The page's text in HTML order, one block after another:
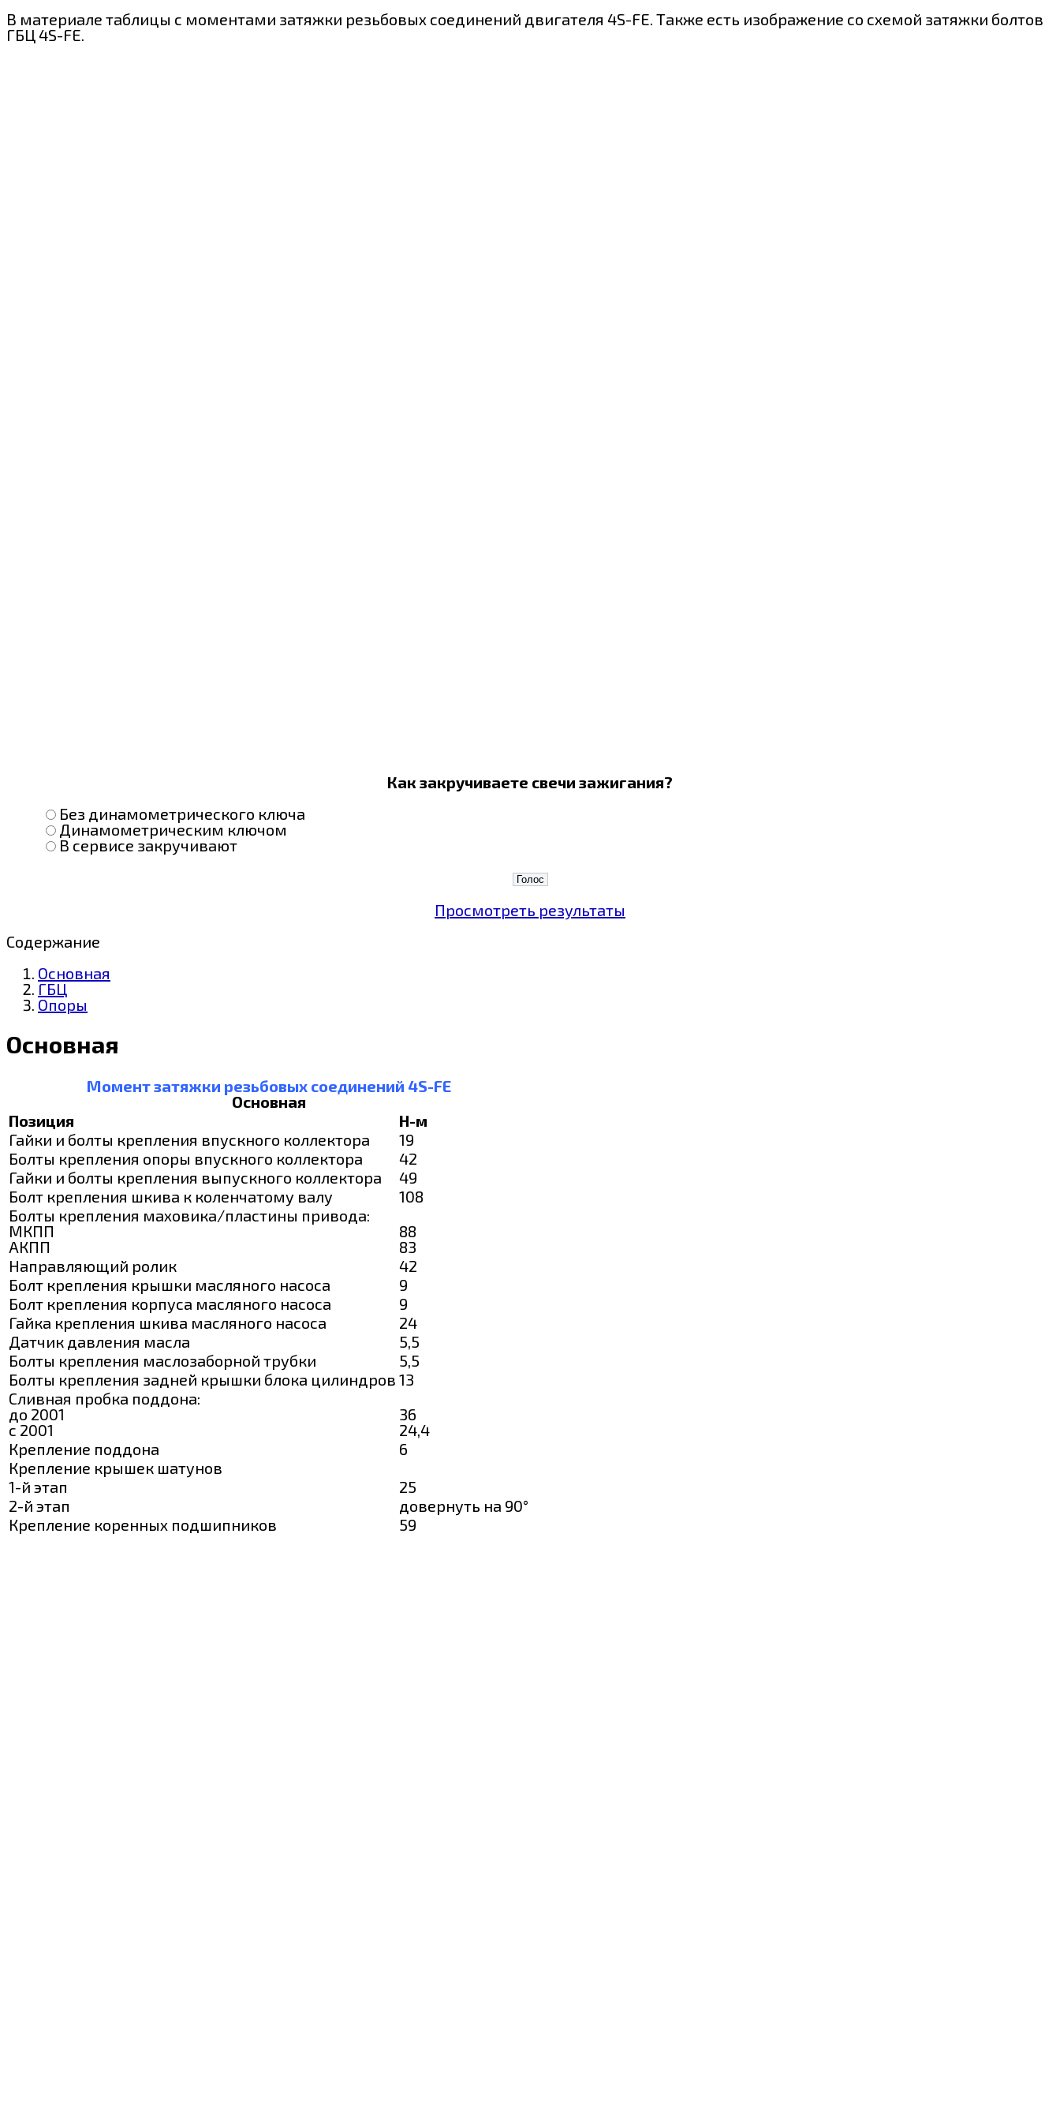
В материале таблицы с моментами затяжки резьбовых соединений двигателя 4S-FE. Также есть изображение со схемой затяжки болтов
ГБЦ 4S-FE.
Как закручиваете свечи зажигания?
Без динамометрического ключа
Динамометрическим ключом
В сервисе закручивают
Просмотреть результаты
Содержание
Основная
ГБЦ
Опоры
Основная
Момент затяжки резьбовых соединений 4S-FE
Основная
Позиция
Н-м
Гайки и болты крепления впускного коллектора
19
Болты крепления опоры впускного коллектора
42
Гайки и болты крепления выпускного коллектора
49
Болт крепления шкива к коленчатому валу
108
Болты крепления маховика/пластины привода:
МКПП
АКПП
88
83
Направляющий ролик
42
Болт крепления крышки масляного насоса
9
Болт крепления корпуса масляного насоса
9
Гайка крепления шкива масляного насоса
24
Датчик давления масла
5,5
Болты крепления маслозаборной трубки
5,5
Болты крепления задней крышки блока цилиндров 13
Сливная пробка поддона:
до 2001
с 2001
36
24,4
Крепление поддона
6
Крепление крышек шатунов
1-й этап
25
2-й этап
довернуть на 90°
Крепление коренных подшипников
59